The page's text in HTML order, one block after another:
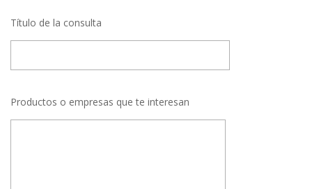
Título de la consulta
Productos o empresas que te interesan